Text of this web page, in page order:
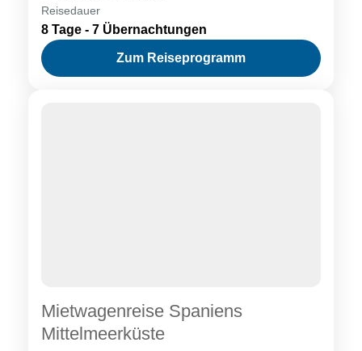
Reisedauer
8 Tage - 7 Übernachtungen
Zum Reiseprogramm
Mietwagenreise Spaniens
Mittelmeerküste